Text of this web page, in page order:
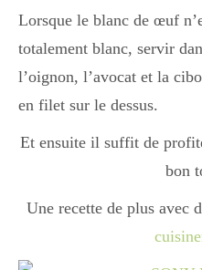
Lorsque le blanc de œuf
totalement blanc, servir
l’oignon, l’avocat et la
en filet sur le dessus.
Et ensuite il suffit de
bon
Une recette de plus avec